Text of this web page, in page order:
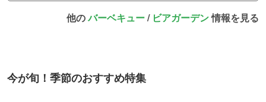
他のバーベキュー/ ビアガーデン情報を見る
今が旬！季節のおすすめ特集